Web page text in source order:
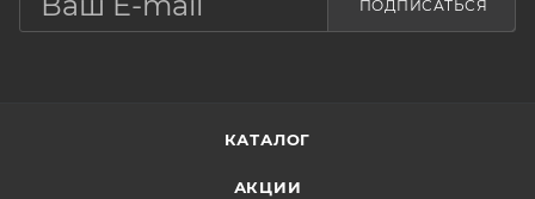
ПОДПИСАТЬСЯ
КАТАЛОГ
АКЦИИ